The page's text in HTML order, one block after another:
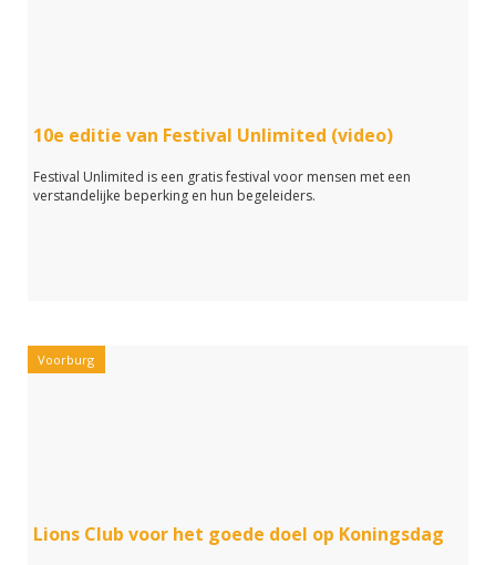
10e editie van Festival Unlimited (video)
Festival Unlimited is een gratis festival voor mensen met een
verstandelijke beperking en hun begeleiders.
Voorburg
Lions Club voor het goede doel op Koningsdag